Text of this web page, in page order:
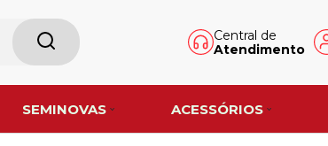
Central de
Atendimento
SEMINOVAS ACESSÓRIOS